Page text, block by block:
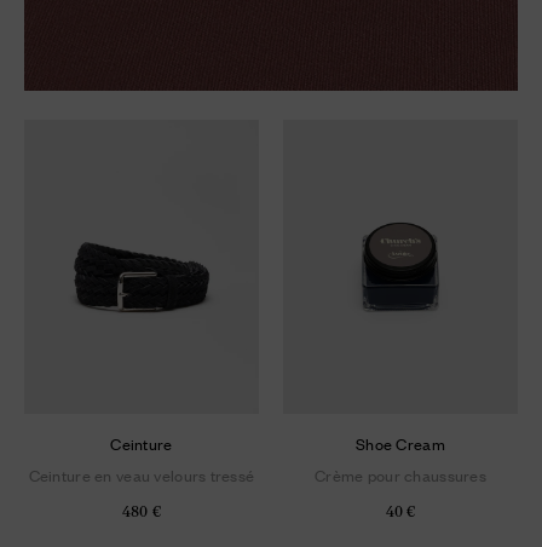
Ceinture
Ceinture en veau velours tressé
480 €
Shoe Cream
Crème pour chaussures
40 €